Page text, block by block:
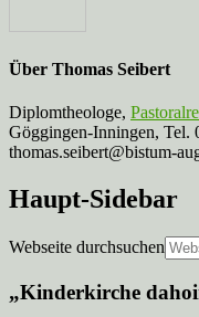
Über Thomas Seibert
Diplomtheologe,
Göggingen-Inningen, Tel.
thomas.seibert@bistum-
Haupt-Sidebar
Webseite durchsuchen
„Kinderkirche